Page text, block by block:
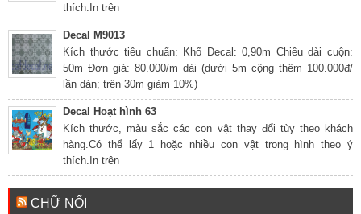
thích.In trên
Decal M9013
Kích thước tiêu chuẩn: Khổ Decal: 0,90m Chiều dài cuộn:
50m Đơn giá: 80.000/m dài (dưới 5m cộng thêm 100.000đ/
lần dán; trên 30m giảm 10%)
Decal Hoạt hình 63
Kích thước, màu sắc các con vật thay đổi tùy theo khách
hàng.Có thể lấy 1 hoặc nhiều con vật trong hình theo ý
thích.In trên
CHỮ NỔI